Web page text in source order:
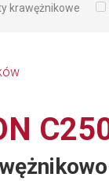
krawężnikowe